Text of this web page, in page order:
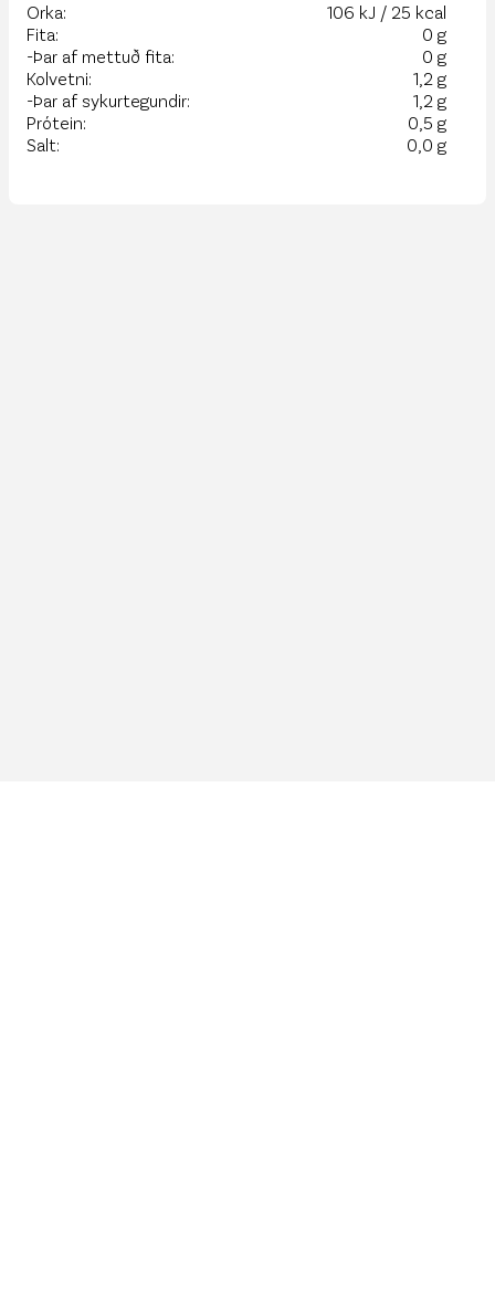
Orka:
106 kJ / 25 kcal
Fita:
0 g
-Þar af mettuð fita:
0 g
Kolvetni:
1,2 g
-Þar af sykurtegundir:
1,2 g
Prótein:
0,5 g
Salt:
0,0 g